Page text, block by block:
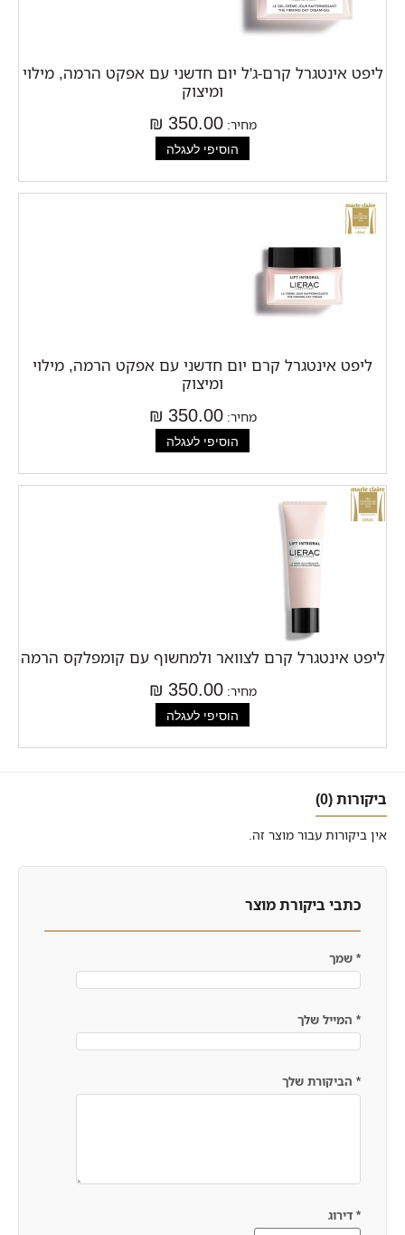
ליפט אינטגרל קרם-ג'ל יום חדשני עם אפקט הרמה, מילוי
ומיצוק
מחיר:350.00 ₪
ליפט אינטגרל קרם יום חדשני עם אפקט הרמה, מילוי
ומיצוק
מחיר:350.00 ₪
ליפט אינטגרל קרם לצוואר ולמחשוף עם קומפלקס הרמה
מחיר:350.00 ₪
ביקורות (0)
אין ביקורות עבור מוצר זה.
כתבי ביקורת מוצר
* שמך
* המייל שלך
* הביקורת שלך
* דירוג